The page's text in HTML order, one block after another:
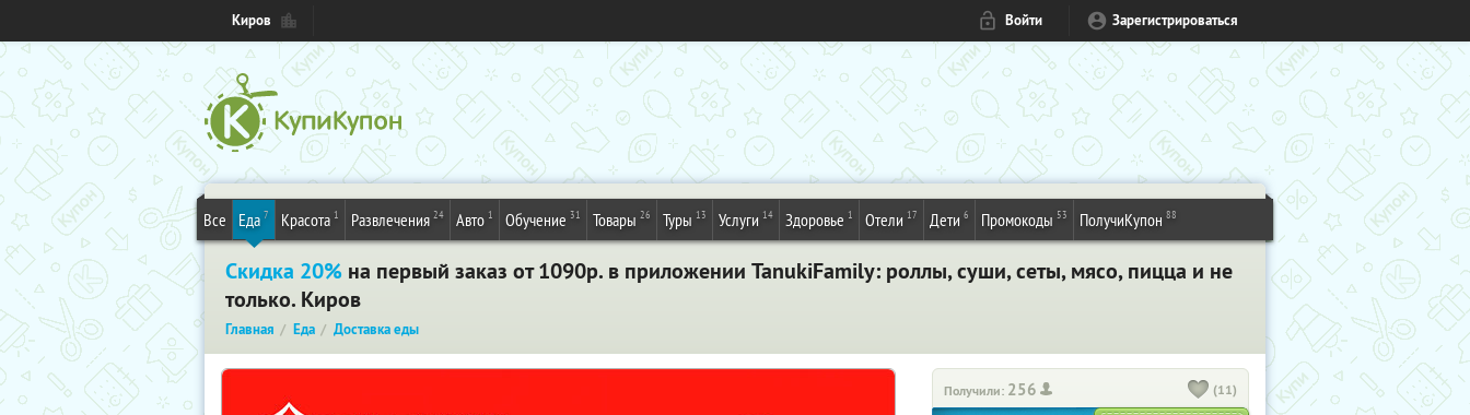
Киров Войти Зарегистрироваться
Все Еда 7 Красота 1 Развлечения 24 Авто 1 Обучение 31 Товары 26 Туры 13 Услуги 14 Здоровье 1 Отели 17 Дети 6 Промокоды 53 ПолучиКупон 88
Скидка 20% на первый заказ от 1090р. в приложении TanukiFamily: роллы, суши, сеты, мясо, пицца и не
только. Киров
Главная Еда Доставка еды
Получили: 256 (11)